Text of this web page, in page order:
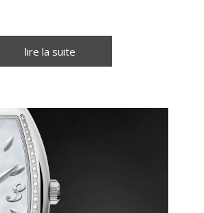
lire la suite